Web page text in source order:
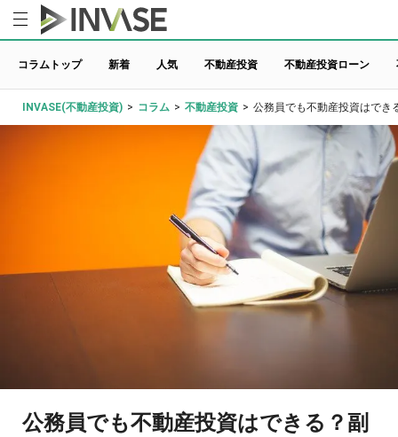
コラムトップ 新着 人気 不動産投資 不動産投資ローン
INVASE(不動産投資) > コラム > 不動産投資 > 公務員でも不動産投資はでき
公務員でも不動産投資はできる？副